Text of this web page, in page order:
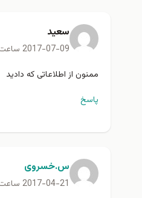
سعید
2017-07-09 ساعت 21:08
ممنون از اطلاعاتی که دادید
پاسخ
س.خسروی
2017-04-21 ساعت 20:08